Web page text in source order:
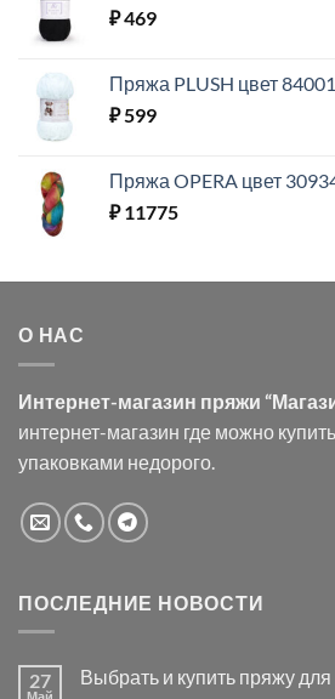
₽469
Пряжа PLUSH цвет 84001
₽599
Пряжа OPERA цвет
₽11775
О НАС
Интернет-магазин пряжи
интернет-магазин где можно
упаковками недорого.
ПОСЛЕДНИЕ НОВОСТИ
27 Выбрать и купить пряжу